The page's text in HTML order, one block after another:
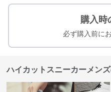
購入時
必ず購入前に
ハイカットスニーカーメン